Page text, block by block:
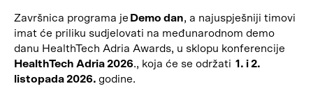
Završnica programa je Demo dan, a najuspješniji timovi
imat će priliku sudjelovati na međunarodnom demo
danu HealthTech Adria Awards, u sklopu konferencije
HealthTech Adria 2026., koja će se održati 1. i 2.
listopada 2026. godine.